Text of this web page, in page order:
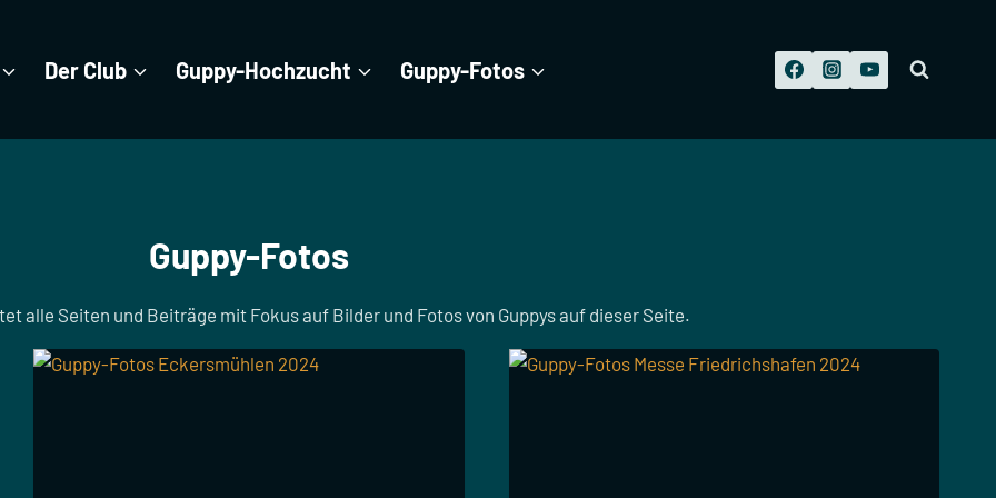
Der Club Guppy-Hochzucht Guppy-Fotos
Guppy-Fotos
alle Seiten und Beiträge mit Fokus auf Bilder und Fotos von Guppys auf dieser Seite.